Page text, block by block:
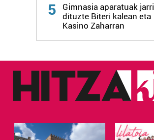
5
Gimnasia aparatuak jarri
dituzte Biteri kalean eta
Kasino Zaharran